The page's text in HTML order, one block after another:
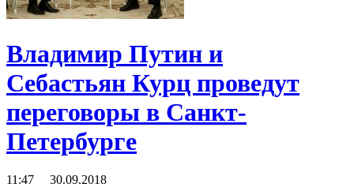
Владимир Путин и
Себастьян Курц проведут
переговоры в Санкт-
Петербурге
11:47 30.09.2018